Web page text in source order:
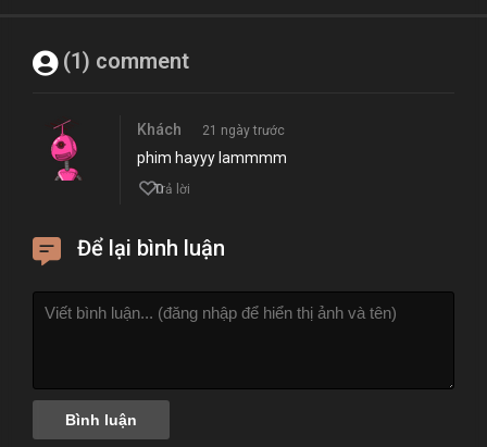
(1) comment
Khách 21 ngày trước
phim hayyy lammmm
0
Trả lời
Để lại bình luận